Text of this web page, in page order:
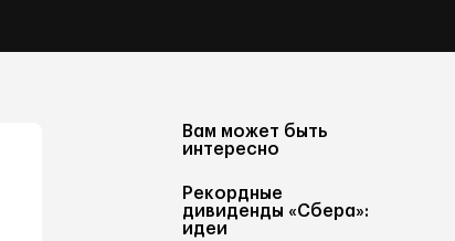
Вам может быть
интересно
Рекордные
дивиденды «Сбера»:
идеи